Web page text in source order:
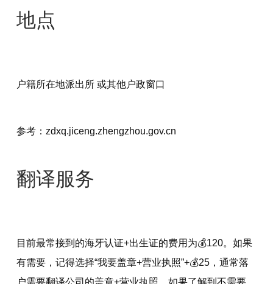
地点
户籍所在地派出所 或其他户政窗口
参考：zdxq.jiceng.zhengzhou.gov.cn
翻译服务
目前最常接到的海牙认证+出生证的费用为💰120。如果
有需要，记得选择“我要盖章+营业执照”+💰25，通常落
户需要翻译公司的盖章+营业执照。如果了解到不需要，